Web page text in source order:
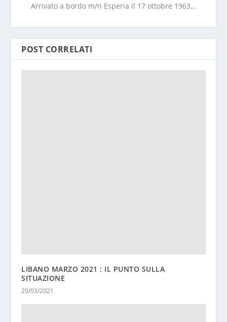
Arrivato a bordo m/n Esperia il 17 ottobre 1963…
POST CORRELATI
LIBANO MARZO 2021 : IL PUNTO SULLA
SITUAZIONE
29/03/2021